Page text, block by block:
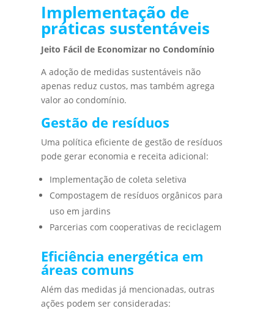
Implementação de
práticas sustentáveis
Jeito Fácil de Economizar no Condomínio
A adoção de medidas sustentáveis não
apenas reduz custos, mas também agrega
valor ao condomínio.
Gestão de resíduos
Uma política eficiente de gestão de resíduos
pode gerar economia e receita adicional:
Implementação de coleta seletiva
Compostagem de resíduos orgânicos para
uso em jardins
Parcerias com cooperativas de reciclagem
Eficiência energética em
áreas comuns
Além das medidas já mencionadas, outras
ações podem ser consideradas: